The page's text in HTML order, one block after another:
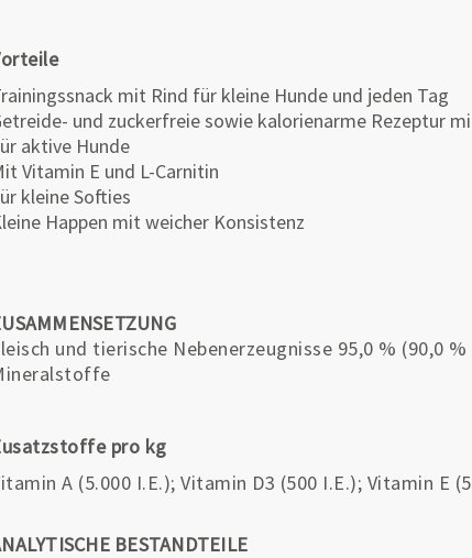
mit Rind für kleine Hunde und jeden Tag
und zuckerfreie sowie kalorienarme Rezeptur
aktive Hunde
Vitamin E und L-Carnitin
kleine Softies
Happen mit weicher Konsistenz
und tierische Nebenerzeugnisse 95,0 % (90,0
pro kg
A (5.000 I.E.); Vitamin D3 (500 I.E.); Vitamin E
BESTANDTEILE